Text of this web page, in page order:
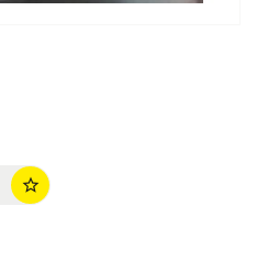
star_border